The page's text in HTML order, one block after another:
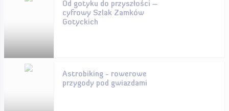
Od gotyku do przyszłości –
cyfrowy Szlak Zamków
Gotyckich
Astrobiking - rowerowe
przygody pod gwiazdami